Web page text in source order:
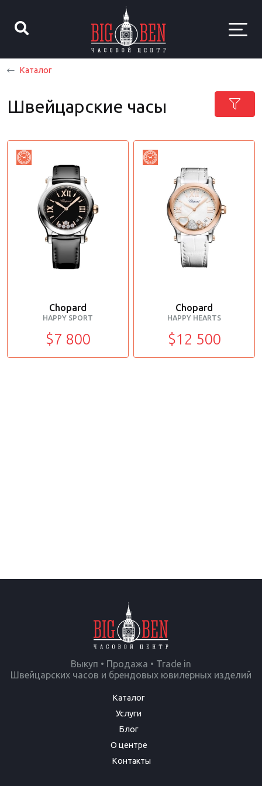
Каталог
Швейцарские часы
Chopard
HAPPY SPORT
$7 800
Chopard
HAPPY HEARTS
$12 500
Выкуп • Продажа • Trade in
Швейцарских часов и брендовых ювилерных изделий
Каталог
Услуги
Блог
О центре
Контакты